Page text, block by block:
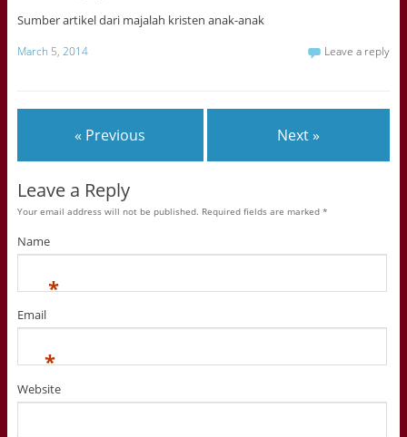
Sumber artikel dari majalah kristen anak-anak
March 5, 2014 Leave a reply
« Previous Next »
Leave a Reply
Your email address will not be published. Required fields are marked *
Name
*
Email
*
Website